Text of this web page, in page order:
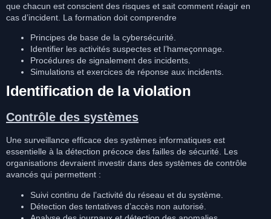
que chacun est conscient des risques et sait comment réagir en
cas d’incident. La formation doit comprendre
Principes de base de la cybersécurité.
Identifier les activités suspectes et l’hameçonnage.
Procédures de signalement des incidents.
Simulations et exercices de réponse aux incidents.
Identification de la violation
Contrôle des systèmes
Une surveillance efficace des systèmes informatiques est
essentielle à la détection précoce des failles de sécurité. Les
organisations devraient investir dans des systèmes de contrôle
avancés qui permettent :
Suivi continu de l’activité du réseau et du système.
Détection des tentatives d’accès non autorisé.